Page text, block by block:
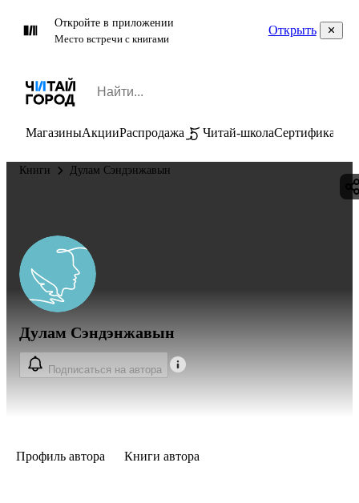
Откройте в приложении
Место встречи с книгами
Открыть
МагазиныАкцииРаспродажа Читай-школаСертификаты
Книги Дулам Сэндэнжавын
Дулам Сэндэнжавын
Подписаться на автора
Профиль автора Книги автора